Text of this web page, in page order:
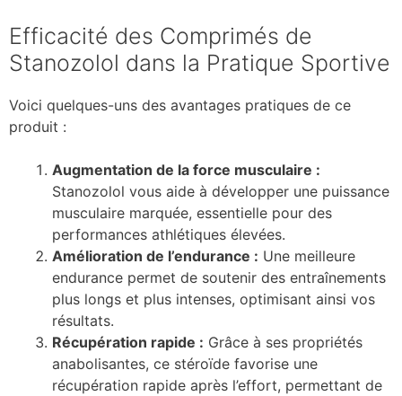
Efficacité des Comprimés de
Stanozolol dans la Pratique Sportive
Voici quelques-uns des avantages pratiques de ce
produit :
Augmentation de la force musculaire :
Stanozolol vous aide à développer une puissance
musculaire marquée, essentielle pour des
performances athlétiques élevées.
Amélioration de l’endurance : Une meilleure
endurance permet de soutenir des entraînements
plus longs et plus intenses, optimisant ainsi vos
résultats.
Récupération rapide : Grâce à ses propriétés
anabolisantes, ce stéroïde favorise une
récupération rapide après l’effort, permettant de